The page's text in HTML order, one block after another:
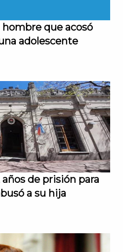
que acosó
adolescente
años de prisión para
a su hija